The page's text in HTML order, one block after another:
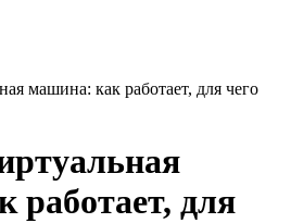
машина: как работает, для чего
для